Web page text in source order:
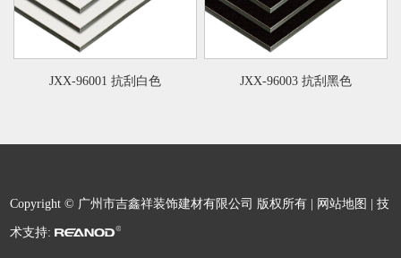
JXX-96001 抗刮白色 JXX-96003 抗刮黑色
Copyright © 广州市吉鑫祥装饰建材有限公司 版权所有 | 网站地图 | 技
术支持: